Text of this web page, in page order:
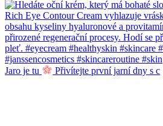
Jaro je tu Přivítejte první jarní dny s c